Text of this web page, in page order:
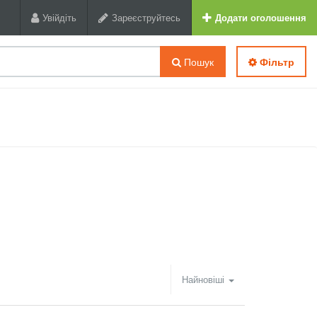
Увійдіть Зареєструйтесь Додати оголошення
Пошук Фільтр
Найновіші